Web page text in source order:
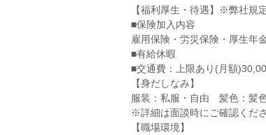
【福利厚生・待遇】※弊社規
■保険加入内容
雇用保険・労災保険・厚生年
■有給休暇
■交通費：上限あり(月額
【身だしなみ】
服装：私服・自由 髪色：髪
※詳細は面談時にご確認くだ
【職場環境】